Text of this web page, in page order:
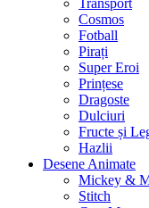
Transport
Cosmos
Fotball
Pirați
Super Eroi
Prințese
Dragoste
Dulciuri
Fructe și
Hazlii
Desene Animate
Mickey &
Stitch